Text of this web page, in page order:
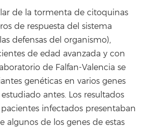
de la tormenta de citoquinas
de respuesta del sistema
defensas del organismo),
de edad avanzada y con
de Falfan-Valencia se
genéticas en varios genes
antes. Los resultados
infectados presentaban
algunos de los genes de estas